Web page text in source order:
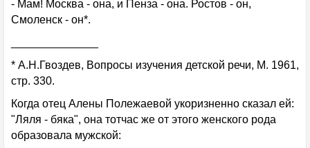
- Мам! Москва - она, и Пенза - она. Ростов - он,
Смоленск - он*.
* А.Н.Гвоздев, Вопросы изучения детской речи, М. 1961,
стр. 330.
Когда отец Алены Полежаевой укоризненно сказал ей:
"Ляля - бяка", она тотчас же от этого женского рода
образовала мужской: